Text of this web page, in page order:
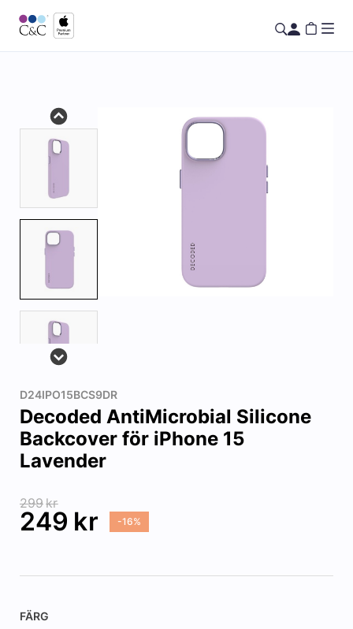
D24IPO15BCS9DR
Decoded AntiMicrobial Silicone
Backcover för iPhone 15
Lavender
299kr
249 kr -16%
FÄRG